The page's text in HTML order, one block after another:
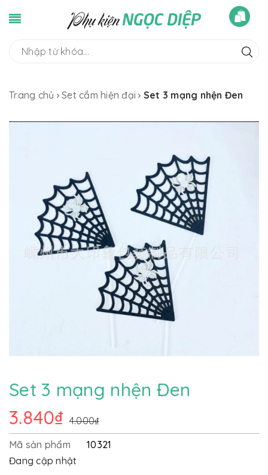
Trang chủ Set cắm hiện đại Set 3 mạng nhện Đen
Set 3 mạng nhện Đen
3.840₫ 4.000₫
Mã sản phẩm
10321
Đang cập nhật